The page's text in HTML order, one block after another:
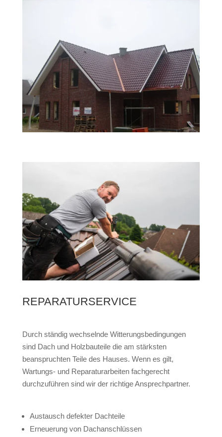
REPARATURSERVICE
Durch ständig wechselnde Witterungsbedingungen
sind Dach und Holzbauteile die am stärksten
beanspruchten Teile des Hauses. Wenn es gilt,
Wartungs- und Reparaturarbeiten fachgerecht
durchzuführen sind wir der richtige Ansprechpartner.
Austausch defekter Dachteile
Erneuerung von Dachanschlüssen